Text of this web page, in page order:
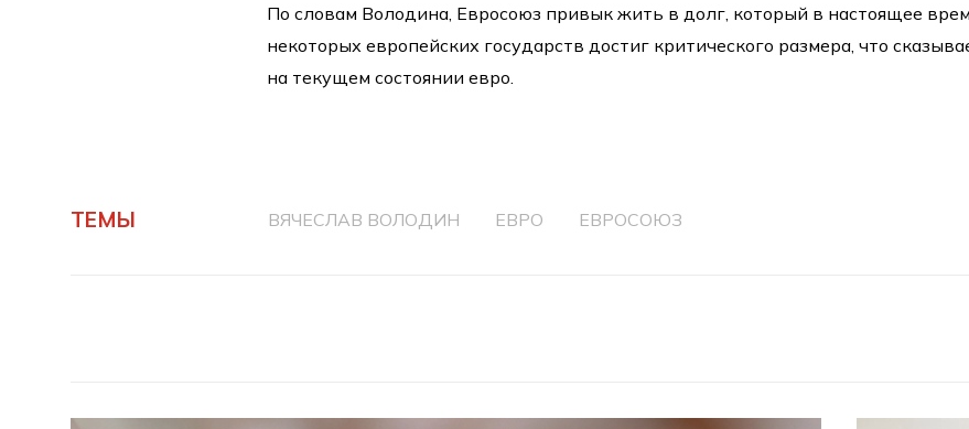
По словам Володина, Евросоюз привык жить в долг, который в настоящее
некоторых европейских государств достиг критического размера, что
на текущем состоянии евро.
ТЕМЫ ВЯЧЕСЛАВ ВОЛОДИН ЕВРО ЕВРОСОЮЗ